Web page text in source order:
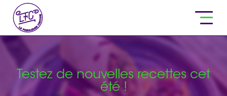
Testez de nouvelles recettes cet
été !